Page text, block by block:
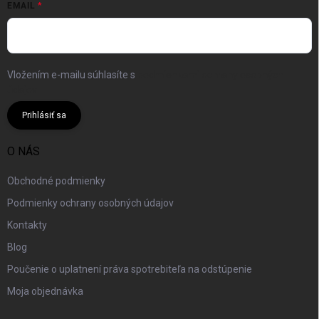
EMAIL
Vložením e-mailu súhlasíte s
Prihlásiť sa
O NÁS
Obchodné podmienky
Podmienky ochrany osobných údajov
Kontakty
Blog
Poučenie o uplatnení práva spotrebiteľa na odstúpenie
Moja objednávka